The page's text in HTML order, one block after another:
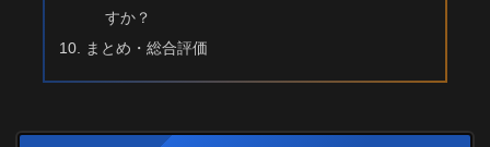
すか？
まとめ・総合評価